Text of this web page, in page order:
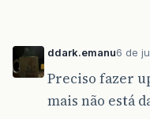
ddark.emanu6 de
Preciso fazer
mais não está